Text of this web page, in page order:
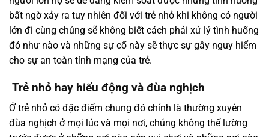
bất ngờ xảy ra tuy nhiên đối với trẻ nhỏ khi không có người
lớn đi cùng chúng sẽ không biết cách phải xử lý tình huống
đó như nào và những sự cố này sẽ thực sự gây nguy hiểm
cho sự an toàn tính mạng của trẻ.
Trẻ nhỏ hay hiếu động và đùa nghịch
Ở trẻ nhỏ có đặc điểm chung đó chính là thường xuyên
đùa nghịch ở mọi lúc và mọi nơi, chúng không thể lường